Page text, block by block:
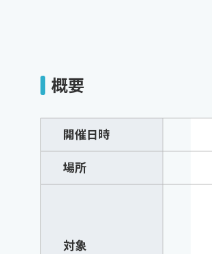
概要
開催日時
場所
対象